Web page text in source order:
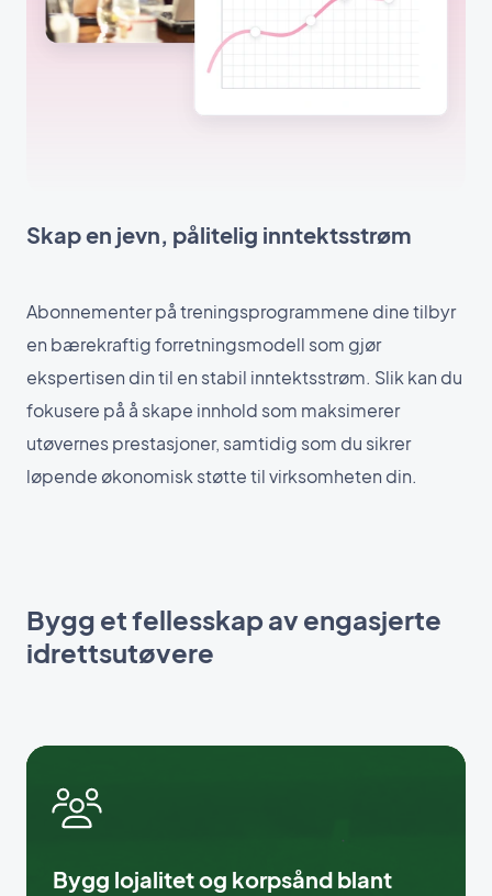
Skap en jevn, pålitelig inntektsstrøm
Abonnementer på treningsprogrammene dine tilbyr
en bærekraftig forretningsmodell som gjør
ekspertisen din til en stabil inntektsstrøm. Slik kan du
fokusere på å skape innhold som maksimerer
utøvernes prestasjoner, samtidig som du sikrer
løpende økonomisk støtte til virksomheten din.
Bygg et fellesskap av engasjerte
idrettsutøvere
Bygg lojalitet og korpsånd blant